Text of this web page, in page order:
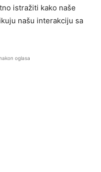
istražiti kako naše
našu interakciju sa
oglasa